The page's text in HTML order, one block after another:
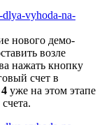
нового демо-
возле
нажать кнопку
счет в
уже на этом этапе